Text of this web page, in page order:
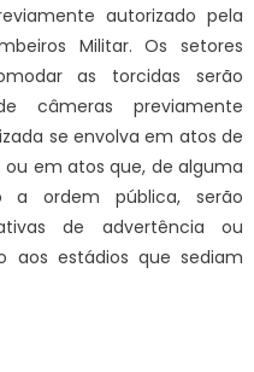
autorizado pela
Militar. Os setores
as torcidas serão
câmeras previamente
se envolva em atos de
em atos que, de alguma
a ordem pública, serão
de advertência ou
aos estádios que sediam